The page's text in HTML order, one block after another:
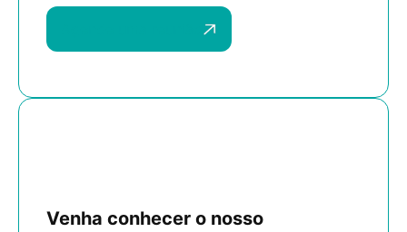
Venha conhecer o nosso